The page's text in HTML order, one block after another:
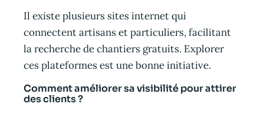
Il existe plusieurs sites internet qui
connectent artisans et particuliers, facilitant
la recherche de chantiers gratuits. Explorer
ces plateformes est une bonne initiative.
Comment améliorer sa visibilité pour attirer
des clients ?